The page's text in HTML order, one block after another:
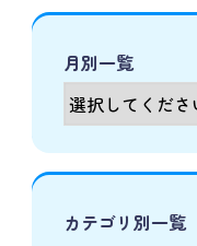
月別一覧
カテゴリ別一覧